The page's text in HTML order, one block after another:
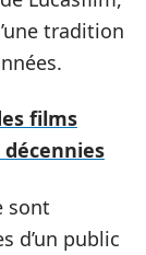
tradition
films
sont
d’un public